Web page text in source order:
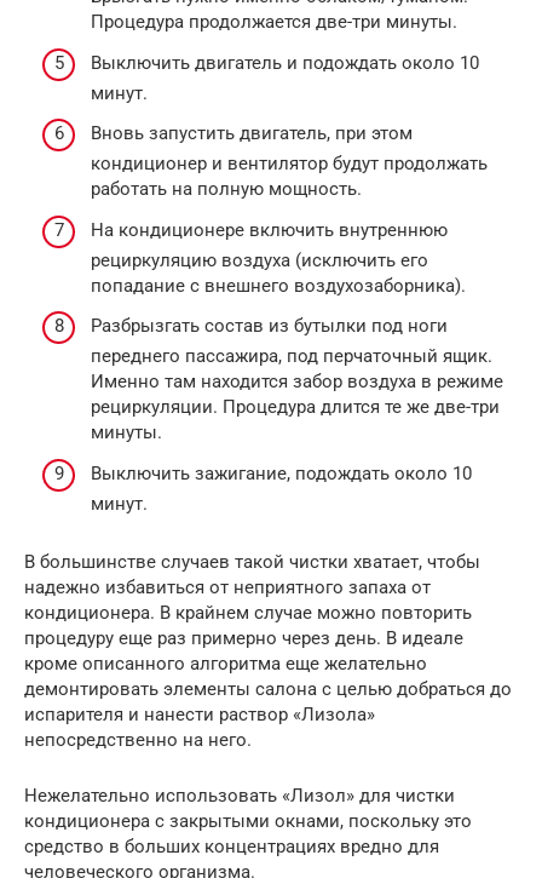
Процедура продолжается две-три минуты.
Выключить двигатель и подождать около 10
минут.
Вновь запустить двигатель, при этом
кондиционер и вентилятор будут продолжать
работать на полную мощность.
На кондиционере включить внутреннюю
рециркуляцию воздуха (исключить его
попадание с внешнего воздухозаборника).
Разбрызгать состав из бутылки под ноги
переднего пассажира, под перчаточный ящик.
Именно там находится забор воздуха в режиме
рециркуляции. Процедура длится те же две-три
минуты.
Выключить зажигание, подождать около 10
минут.
В большинстве случаев такой чистки хватает, чтобы
надежно избавиться от неприятного запаха от
кондиционера. В крайнем случае можно повторить
процедуру еще раз примерно через день. В идеале
кроме описанного алгоритма еще желательно
демонтировать элементы салона с целью добраться до
испарителя и нанести раствор «Лизола»
непосредственно на него.
Нежелательно использовать «Лизол» для чистки
кондиционера с закрытыми окнами, поскольку это
средство в больших концентрациях вредно для
человеческого организма.